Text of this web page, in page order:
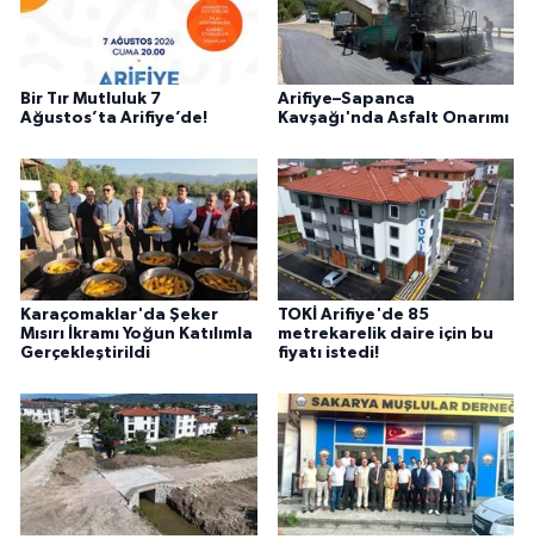
Bir Tır Mutluluk 7
Ağustos’ta Arifiye’de!
Arifiye–Sapanca
Kavşağı'nda Asfalt Onarımı
Karaçomaklar'da Şeker
Mısırı İkramı Yoğun Katılımla
Gerçekleştirildi
TOKİ Arifiye'de 85
metrekarelik daire için bu
fiyatı istedi!